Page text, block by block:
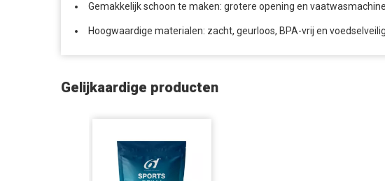
Gemakkelijk schoon te maken: grotere opening en
Hoogwaardige materialen: zacht, geurloos, BPA-vrij en voedselveilig
Gelijkaardige producten